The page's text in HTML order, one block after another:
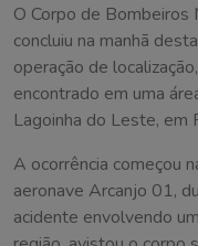
O Corpo de Bombeiros
concluiu na manhã
operação de
encontrado em uma
Lagoinha do Leste, em
A ocorrência começou
aeronave Arcanjo 01,
acidente envolvendo